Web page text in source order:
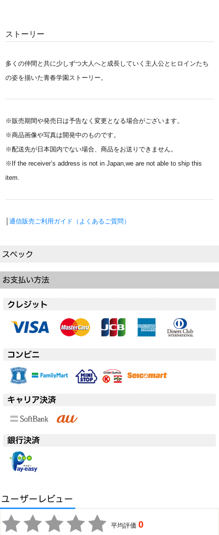
ストーリー
多くの仲間と共に少しずつ大人へと成長していく主人公とヒロインたち
の姿を描いた青春学園ストーリー。
※販売期間や発売日は予告なく変更となる場合がございます。
※商品画像や写真は開発中のものです。
※配送先が日本国内でない場合、商品をお送りできません。
※If the receiver’s address is not in Japan,we are not able to ship this
item.
│通信販売ご利用ガイド（よくあるご質問）
平均評価0